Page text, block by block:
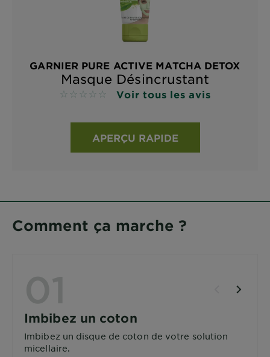
GARNIER PURE ACTIVE MATCHA DETOX
Masque Désincrustant
No reviews Voir tous les avis
APERÇU RAPIDE
Comment ça marche ?
Imbibez un coton
Imbibez un disque de coton de votre solution
micellaire.